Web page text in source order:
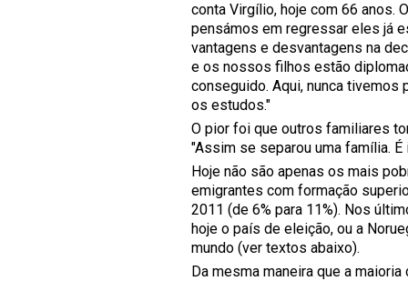
conta Virgílio, hoje com 66 anos.
pensámos em regressar eles já
vantagens e desvantagens na
e os nossos filhos estão
conseguido. Aqui, nunca tivemos
os estudos."
O pior foi que outros familiares
"Assim se separou uma família.
Hoje não são apenas os mais
emigrantes com formação
2011 (de 6% para 11%). Nos
hoje o país de eleição, ou a
mundo (ver textos abaixo).
Da mesma maneira que a